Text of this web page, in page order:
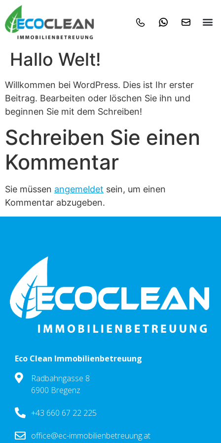
Hallo Welt!
Willkommen bei WordPress. Dies ist Ihr erster
Beitrag. Bearbeiten oder löschen Sie ihn und
beginnen Sie mit dem Schreiben!
Schreiben Sie einen
Kommentar
Sie müssen angemeldet sein, um einen
Kommentar abzugeben.
Eco Clean Immobilienbetreuung
Radbahngasse 8
6900 Bregenz
+43 660 67 22 225
office@ec-immobilienbetreuung.at